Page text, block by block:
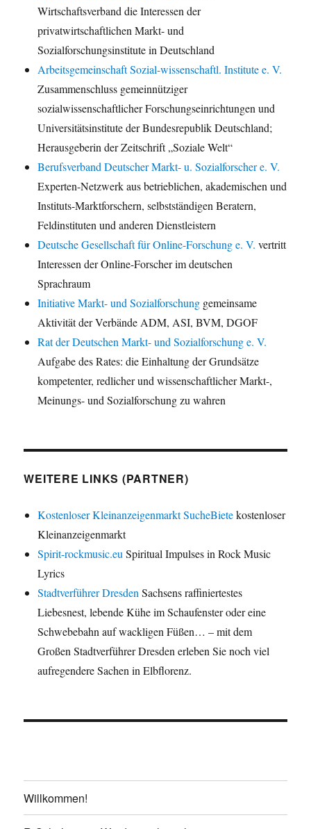
Wirtschaftsverband die Interessen der
privatwirtschaftlichen Markt- und
Sozialforschungsinstitute in Deutschland
Arbeitsgemeinschaft Sozial-wissenschaftl. Institute e. V.
Zusammenschluss gemeinnütziger
sozialwissenschaftlicher Forschungseinrichtungen und
Universitätsinstitute der Bundesrepublik Deutschland;
Herausgeberin der Zeitschrift „Soziale Welt“
Berufsverband Deutscher Markt- u. Sozialforscher e. V.
Experten-Netzwerk aus betrieblichen, akademischen und
Instituts-Marktforschern, selbstständigen Beratern,
Feldinstituten und anderen Dienstleistern
Deutsche Gesellschaft für Online-Forschung e. V. vertritt
Interessen der Online-Forscher im deutschen
Sprachraum
Initiative Markt- und Sozialforschung gemeinsame
Aktivität der Verbände ADM, ASI, BVM, DGOF
Rat der Deutschen Markt- und Sozialforschung e. V.
Aufgabe des Rates: die Einhaltung der Grundsätze
kompetenter, redlicher und wissenschaftlicher Markt-,
Meinungs- und Sozialforschung zu wahren
WEITERE LINKS (PARTNER)
Kostenloser Kleinanzeigenmarkt SucheBietekostenloser
Kleinanzeigenmarkt
Spirit-rockmusic.eu Spiritual Impulses in Rock Music
Lyrics
Stadtverführer Dresden Sachsens raffiniertestes
Liebesnest, lebende Kühe im Schaufenster oder eine
Schwebebahn auf wackligen Füßen… – mit dem
Großen Stadtverführer Dresden erleben Sie noch viel
aufregendere Sachen in Elbflorenz.
Willkommen!